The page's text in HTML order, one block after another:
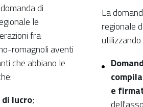
di
le
fra
romagnoli aventi
che abbiano le
lucro;
La
regionale
utilizzando
e